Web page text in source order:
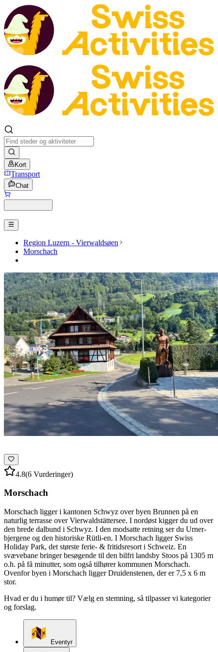
Kort
Transport
Chat
Region Luzern - Vierwaldsøen
Morschach
4.8(6 Vurderinger)
Morschach
Morschach ligger i kantonen Schwyz over byen Brunnen på en
naturlig terrasse over Vierwaldstättersee. I nordøst kigger du ud over
den brede dalbund i Schwyz. I den modsatte retning ser du Urner-
bjergene og den historiske Rütli-en. I Morschach ligger Swiss
Holiday Park, det største ferie- & fritidsresort i Schweiz. En
svævebane bringer besøgende til den bilfri landsby Stoos på 1305 m
o.h. på få minutter, som også tilhører kommunen Morschach.
Ovenfor byen i Morschach ligger Druidenstenen, der er 7,5 x 6 m
stor.
Hvad er du i humør til? Vælg en stemning, så tilpasser vi kategorier
og forslag.
Eventyr